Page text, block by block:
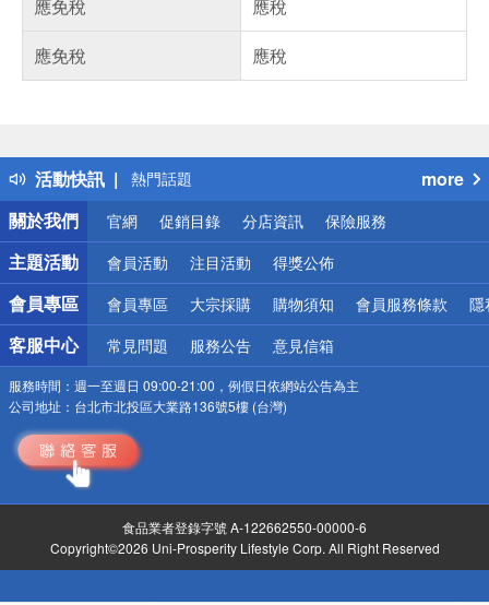
應免稅
應稅
應免稅
應稅
活動快訊
得獎公告
熱門話題
銀行優惠
偏遠地區配送
詐騙網頁！請小心！
more
關於我們
官網 促銷目錄 分店資訊 保險服務
主題活動 會員活動 注目活動 得獎公佈
會員專區 會員專區 大宗採購 購物須知 會員服務條款 隱
客服中心 常見問題 服務公告 意見信箱
服務時間： 週一至週日 09:00-21:00，例假日依網站公告為主
公司地址： 台北市北投區大業路136號5樓 (台灣)
食品業者登錄字號 A-122662550-00000-6
Copyright©2026 Uni-Prosperity Lifestyle Corp. All Right Reserved